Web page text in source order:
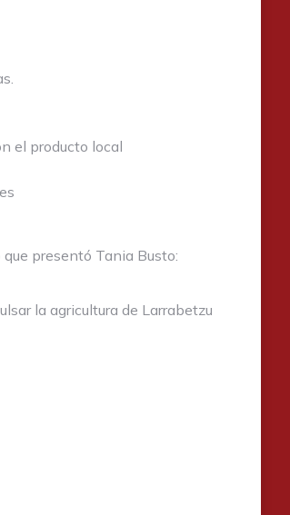
el producto local
presentó Tania Busto:
la agricultura de Larrabetzu